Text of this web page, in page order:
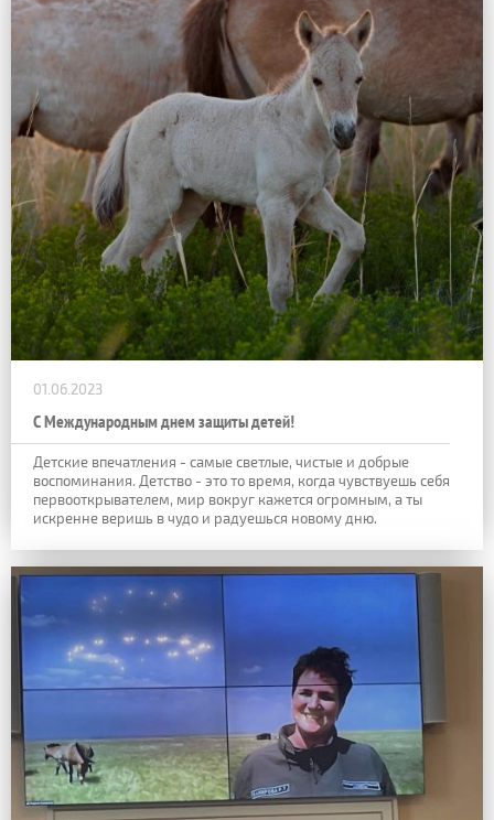
01.06.2023
С Международным днем защиты детей!
Детские впечатления - самые светлые, чистые и добрые
воспоминания. Детство - это то время, когда чувствуешь себя
первооткрывателем, мир вокруг кажется огромным, а ты
искренне веришь в чудо и радуешься новому дню.